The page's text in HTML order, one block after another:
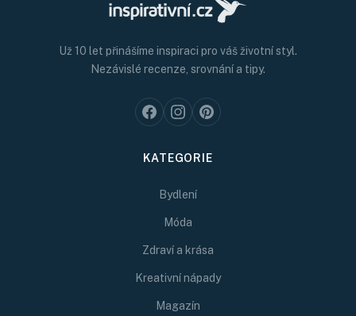
Už 10 let přinášíme inspiraci pro váš životní styl.
Nezávislé recenze, srovnání a tipy.
KATEGORIE
Bydlení
Móda
Zdraví a krása
Kreativní nápady
Magazín